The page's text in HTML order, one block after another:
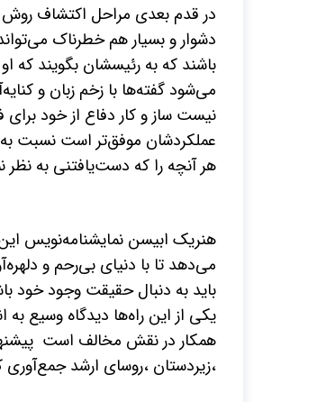
در قدم بعدی مراحل اکتشاف روش
دشوار و بسیار هم خطرناک
باشند که به رئیسشان بگویند
می‌شود گفته‌ها با زخم زبان و
نیست ساز و کار دفاع از خود
عملکردشان موفق‌تر است نسبت به
هر آنچه را که دست‌یافتنی به نظر
هنریک ابیسن نمایشنامه‌نویس
می‌دهد تا با دنیای بی‌رحم و
باید به دنبال حقیقت وجود خود
یکی از این راه‌ها دیدگاه وسیع
همکار در نقش مخالف است
،زیردستان ،روسای ارشد جمع‌آوری